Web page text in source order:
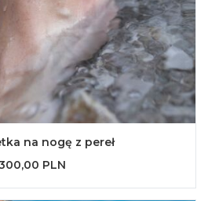
na nogę z pereł
PLN